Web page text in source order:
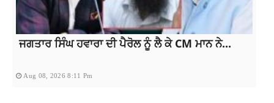
ਜਗਤਾਰ ਸਿੰਘ ਹਵਾਰਾ ਦੀ ਪੈਰੋਲ ਨੂੰ ਲੈ ਕੇ CM ਮਾਨ ਨੇ...
Aug 08, 2026 8:11 Pm